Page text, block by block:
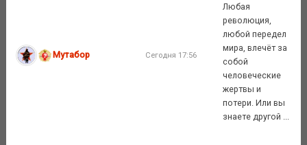
Мутабор Сегодня 17:56
Любая
революция,
любой передел
мира, влечёт за
собой
человеческие
жертвы и
потери. Или вы
знаете другой ...